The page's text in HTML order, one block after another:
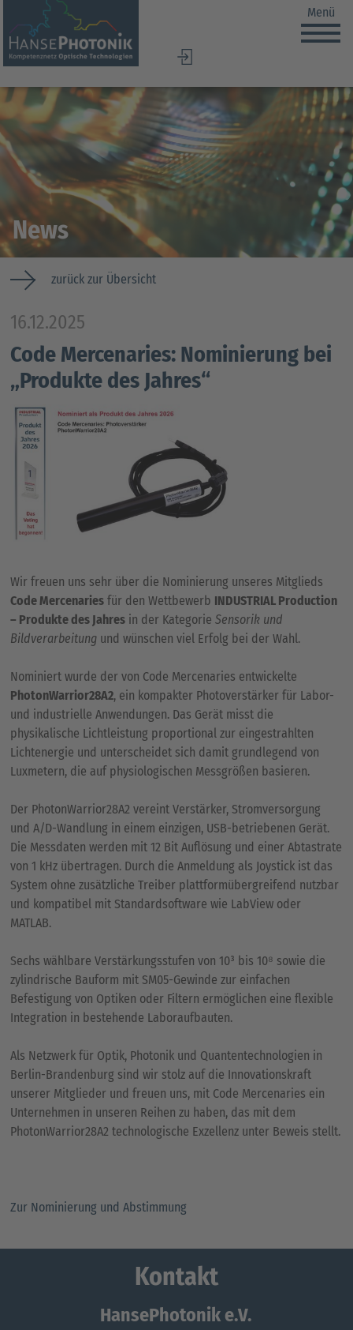
DE
EN
Menü
News
zurück zur Übersicht
16.12.2025
Code Mercenaries: Nominierung bei
„Produkte des Jahres“
Wir freuen uns sehr über die Nominierung unseres Mitglieds
Code Mercenaries für den Wettbewerb INDUSTRIAL Production
– Produkte des Jahres in der KategorieSensorik und
Bildverarbeitung und wünschen viel Erfolg bei der Wahl.
Nominiert wurde der von Code Mercenaries entwickelte
PhotonWarrior28A2, ein kompakter Photoverstärker für Labor-
und industrielle Anwendungen. Das Gerät misst die
physikalische Lichtleistung proportional zur eingestrahlten
Lichtenergie und unterscheidet sich damit grundlegend von
Luxmetern, die auf physiologischen Messgrößen basieren.
Der PhotonWarrior28A2 vereint Verstärker, Stromversorgung
und A/D-Wandlung in einem einzigen, USB-betriebenen Gerät.
Die Messdaten werden mit 12 Bit Auflösung und einer Abtastrate
von 1 kHz übertragen. Durch die Anmeldung als Joystick ist das
System ohne zusätzliche Treiber plattformübergreifend nutzbar
und kompatibel mit Standardsoftware wie LabView oder
MATLAB.
Sechs wählbare Verstärkungsstufen von 10³ bis 10⁸ sowie die
zylindrische Bauform mit SM05-Gewinde zur einfachen
Befestigung von Optiken oder Filtern ermöglichen eine flexible
Integration in bestehende Laboraufbauten.
Als Netzwerk für Optik, Photonik und Quantentechnologien in
Berlin-Brandenburg sind wir stolz auf die Innovationskraft
unserer Mitglieder und freuen uns, mit Code Mercenaries ein
Unternehmen in unseren Reihen zu haben, das mit dem
PhotonWarrior28A2 technologische Exzellenz unter Beweis stellt.
Zur Nominierung und Abstimmung
Kontakt
HansePhotonik e.V.